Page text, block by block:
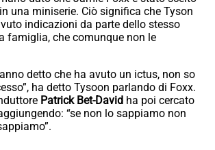
una miniserie. Ciò significa che Tyson
indicazioni da parte dello stesso
famiglia, che comunque non le
detto che ha avuto un ictus, non so
ha detto Tysoon parlando di Foxx.
Patrick Bet-David ha poi cercato
“se non lo sappiamo non